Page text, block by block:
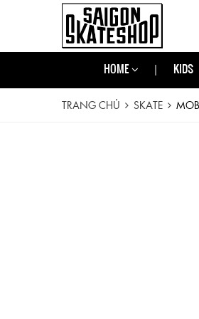
HOME KIDS
TRANG CHỦ SKATE